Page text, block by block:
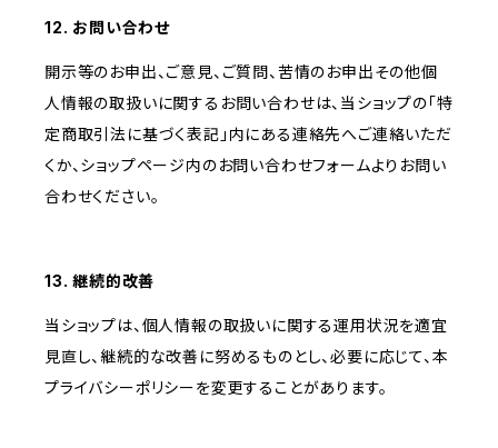
12. お問い合わせ
開示等のお申出、ご意見、ご質問、苦情のお申出その他個
人情報の取扱いに関するお問い合わせは、当ショップの「特
定商取引法に基づく表記」内にある連絡先へご連絡いただ
くか、ショップページ内のお問い合わせフォームよりお問い
合わせください。
13. 継続的改善
当ショップは、個人情報の取扱いに関する運用状況を適宜
見直し、継続的な改善に努めるものとし、必要に応じて、本
プライバシーポリシーを変更することがあります。